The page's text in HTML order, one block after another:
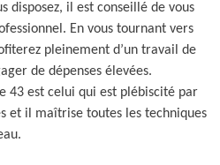
disposez, il est conseillé de vous
En vous tournant vers
pleinement d’un travail de
de dépenses élevées.
43 est celui qui est plébiscité par
et il maîtrise toutes les techniques